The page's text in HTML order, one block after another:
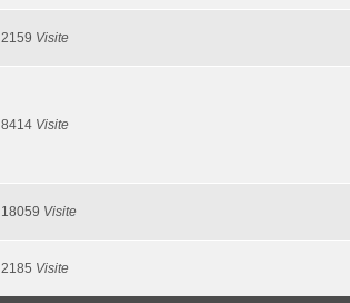
2159 Visite
8414 Visite
18059 Visite
2185 Visite